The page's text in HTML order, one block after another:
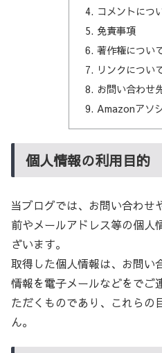
コメントにつ
免責事項
著作権につい
リンクについ
お問い合わせ
Amazonアソ
個人情報の利用目的
当ブログでは、お問い合わせ
前やメールアドレス等の個人
ざいます。
取得した個人情報は、お問い
情報を電子メールなどをでご
ただくものであり、これらの
ん。